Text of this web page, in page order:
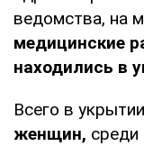
ведомства, на
медицинские
находились в
Всего в укрытии
женщин,